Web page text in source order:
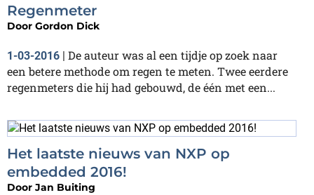
Regenmeter
Door Gordon Dick
1-03-2016 | De auteur was al een tijdje op zoek naar
een betere methode om regen te meten. Twee eerdere
regenmeters die hij had gebouwd, de één met een...
Het laatste nieuws van NXP op
embedded 2016!
Door Jan Buiting